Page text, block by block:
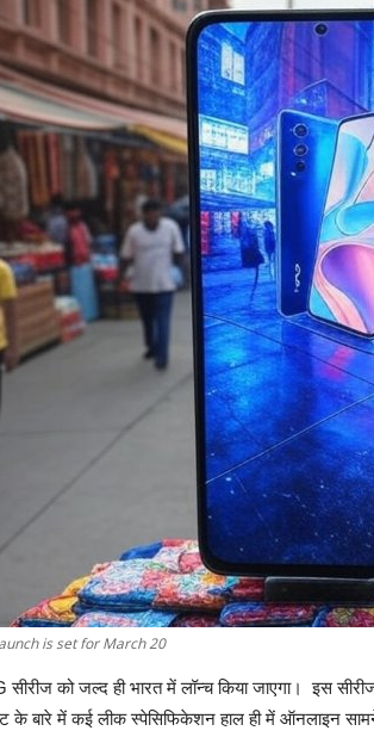
is set for March 20
को जल्द ही भारत में लॉन्च किया जाएगा। इस
के बारे में कई लीक स्पेसिफिकेशन हाल ही में ऑनलाइन